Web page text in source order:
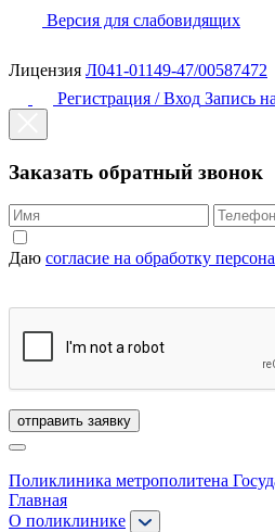
Версия для слабовидящих
Лицензия Л041-01149-47/00587472
Регистрация / Вход Запись
Заказать обратный звонок
Даю согласие на обработку
отправить заявку
Поликлиника метрополитена
Главная
О поликлинике